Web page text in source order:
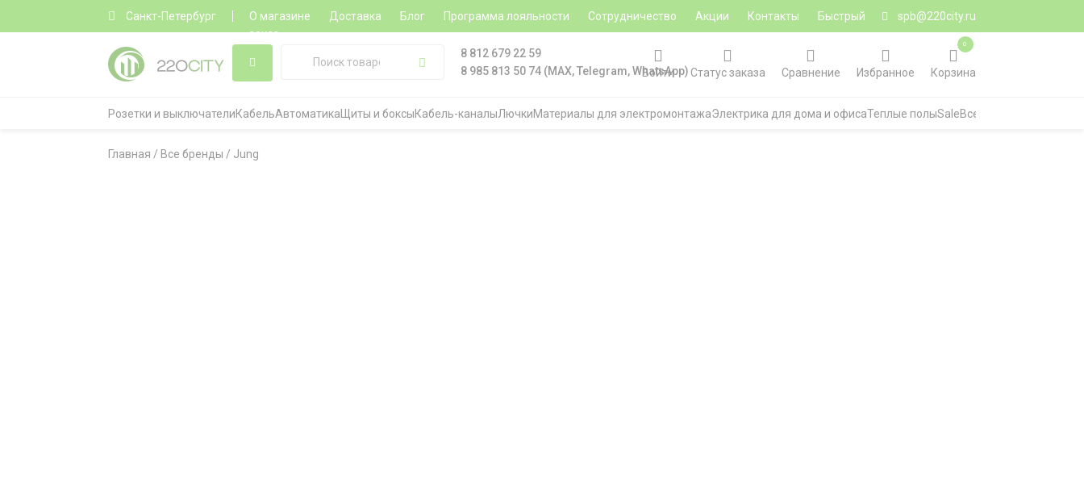
Санкт-Петербург О магазине Доставка Блог Программа лояльности Сотрудничество Акции Контакты
Быстрый
заказ
spb@220city.ru
8 812 679 22 59
8 985 813 50 74 (MAX, Telegram, WhatsApp)
Войти Статус заказа Сравнение Избранное Корзина
0
Розетки и выключателиКабельАвтоматика Щиты и боксыКабель-каналыЛючкиМатериалы для электромонтажаЭлектрика для дома и офисаТеплые полыSaleВсе категории
Главная / Все бренды / Jung